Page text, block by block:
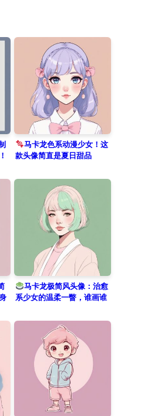
clean lines and
style. A
color palette of
soft white defines
has a serene
against a clean
of pale
a trendy and
马卡龙色系动漫少女！这
款头像简直是夏日甜品
马卡龙极简风头像：治愈
系少女的温柔一瞥，谁画谁